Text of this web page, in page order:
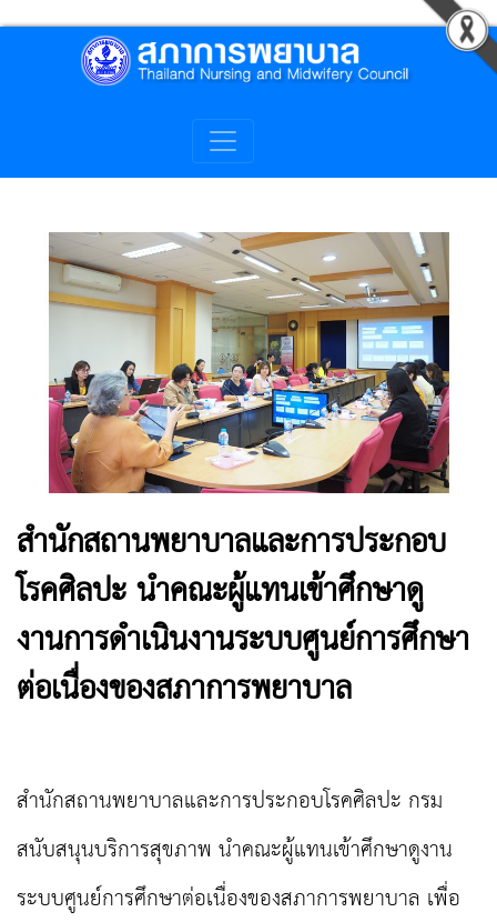
สำนักสถานพยาบาลและการประกอบ
โรคศิลปะ นำคณะผู้แทนเข้าศึกษาดู
งานการดำเนินงานระบบศูนย์การศึกษา
ต่อเนื่องของสภาการพยาบาล
สำนักสถานพยาบาลและการประกอบโรคศิลปะ กรม
สนับสนุนบริการสุขภาพ นำคณะผู้แทนเข้าศึกษาดูงาน
ระบบศูนย์การศึกษาต่อเนื่องของสภาการพยาบาล เพื่อ